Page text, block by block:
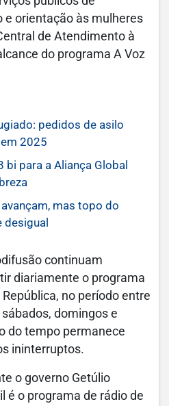
e orientação às mulheres
de Atendimento à
do programa A Voz
pedidos de asilo
2025
bi para a Aliança Global
mas topo do
continuam
diariamente o programa
no período entre
domingos e
do tempo permanece
ininterruptos.
o governo Getúlio
é o programa de rádio de